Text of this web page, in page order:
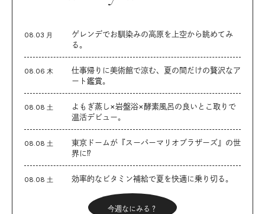
08.03 月
ゲレンデでお馴染みの高原を上空から眺めてみ
る。
08.06 木
仕事帰りに美術館で涼む、夏の間だけの贅沢なア
ート鑑賞。
08.08 土
よもぎ蒸し×岩盤浴×酵素風呂の良いとこ取りで
温活デビュー。
08.08 土
東京ドームが『スーパーマリオブラザーズ』の世
界に⁉︎
08.08 土 効率的なビタミン補給で夏を快適に乗り切る。
今週なにみる？